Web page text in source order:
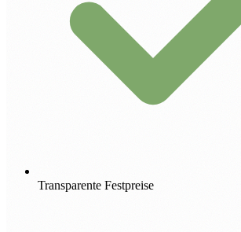
Transparente Festpreise